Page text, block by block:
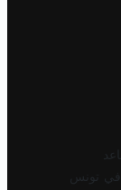
في تونس